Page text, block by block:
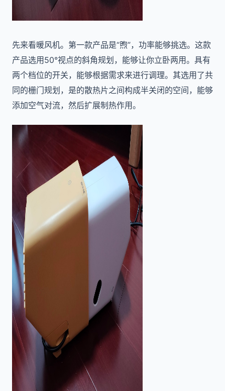
先来看暖风机。第一款产品是“煦”，功率能够挑选。这款
产品选用50°视点的斜角规划，能够让你立卧两用。具有
两个档位的开关，能够根据需求来进行调理。其选用了共
同的栅门规划，是的散热片之间构成半关闭的空间，能够
添加空气对流，然后扩展制热作用。